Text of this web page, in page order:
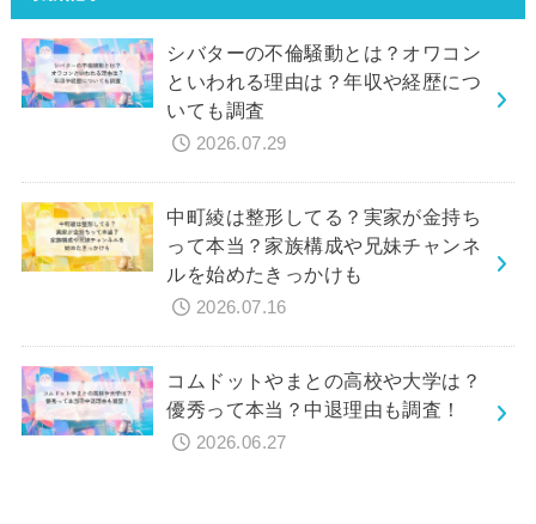
シバターの不倫騒動とは？オワコン
といわれる理由は？年収や経歴につ
いても調査
2026.07.29
中町綾は整形してる？実家が金持ち
って本当？家族構成や兄妹チャンネ
ルを始めたきっかけも
2026.07.16
コムドットやまとの高校や大学は？
優秀って本当？中退理由も調査！
2026.06.27